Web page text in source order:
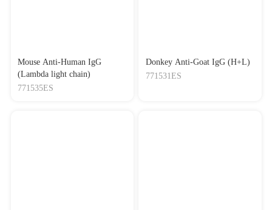
Mouse Anti-Human IgG
(Lambda light chain)
771535ES
Donkey Anti-Goat IgG (H+L)
771531ES